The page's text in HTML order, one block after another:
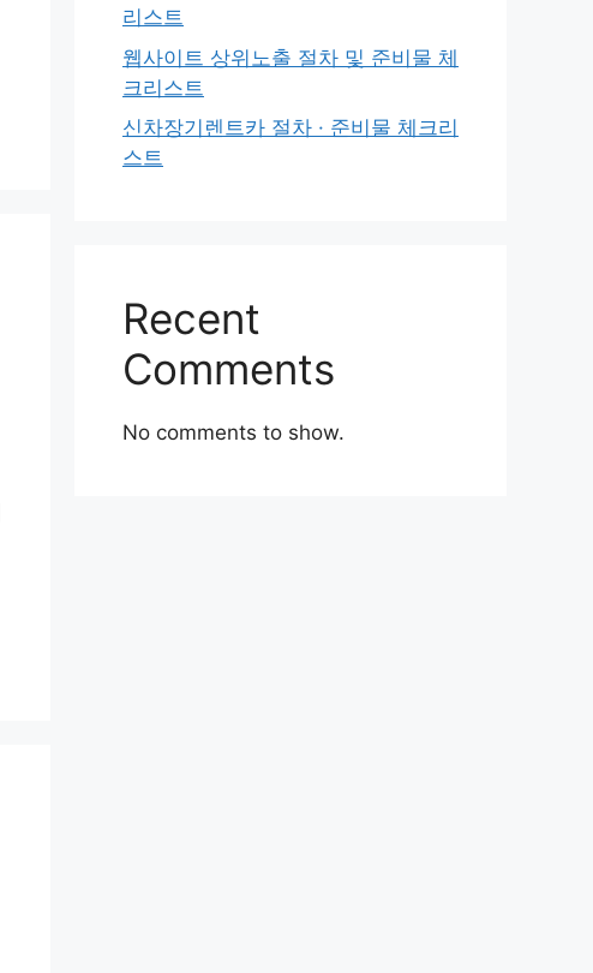
리스트
웹사이트 상위노출 절차 및 준비물 체
크리스트
신차장기렌트카 절차 · 준비물 체크리
스트
Recent
Comments
No comments to show.